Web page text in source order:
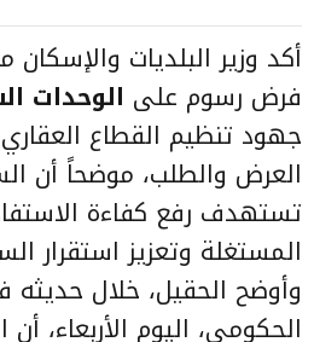
أكد وزير البلديات والإسكان
فرض رسوم على الوحدات
جهود تنظيم القطاع
العرض والطلب، موضحاً أن
تستهدف رفع كفاءة
المستغلة وتعزيز استقرار
وأوضح الحقيل، خلال
الحكومي، اليوم الأربعاء،